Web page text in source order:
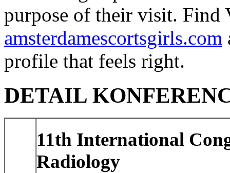
purpose of their visit. Find
amsterdamescortsgirls.com
profile that feels right.
DETAIL
11th International
Radiology